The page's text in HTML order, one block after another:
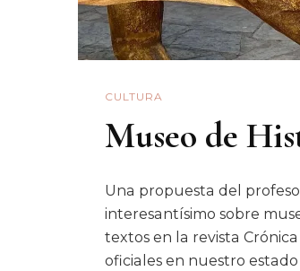
CULTURA
Museo de
Una propuesta del
interesantísimo sobre
textos en la revista
oficiales en nuestro